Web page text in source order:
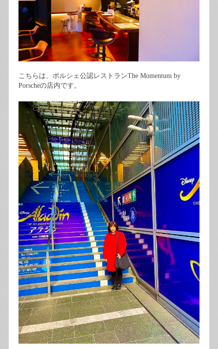
こちらは、ポルシェ公認レストランThe Momentum by
Porscheの店内です。